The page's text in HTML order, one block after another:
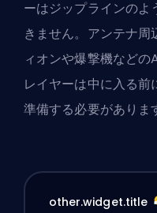
ーはジップラインの
きません。アンテナ
ィオンや爆撃機など
レイヤーは中に入る前
準備する必要がありま
other.widget.title